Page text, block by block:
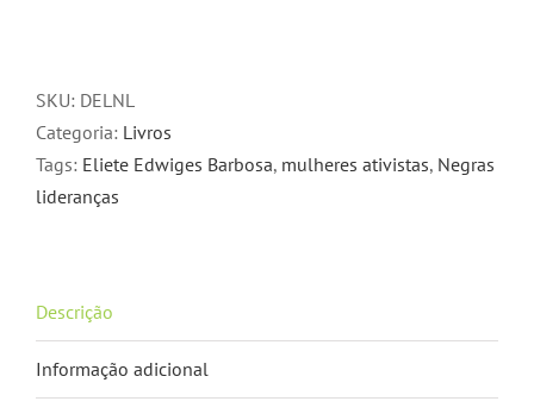
SKU: DELNL
Categoria: Livros
Tags: Eliete Edwiges Barbosa, mulheres ativistas, Negras
lideranças
Descrição
Informação adicional